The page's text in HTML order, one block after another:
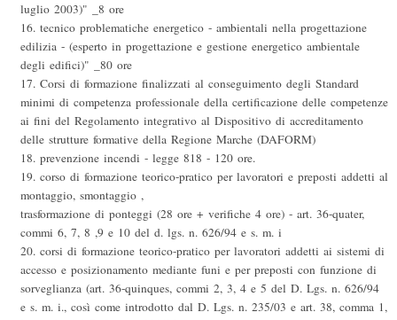
luglio 2003)" _8 ore
16. tecnico problematiche energetico - ambientali nella progettazione
edilizia - (esperto in progettazione e gestione energetico ambientale
degli edifici)" _80 ore
17. Corsi di formazione finalizzati al conseguimento degli Standard
minimi di competenza professionale della certificazione delle competenze
ai fini del Regolamento integrativo al Dispositivo di accreditamento
delle strutture formative della Regione Marche (DAFORM)
18. prevenzione incendi - legge 818 - 120 ore.
19. corso di formazione teorico-pratico per lavoratori e preposti addetti al
montaggio, smontaggio ,
trasformazione di ponteggi (28 ore + verifiche 4 ore) - art. 36-quater,
commi 6, 7, 8 ,9 e 10 del d. lgs. n. 626/94 e s. m. i
20. corsi di formazione teorico-pratico per lavoratori addetti ai sistemi di
accesso e posizionamento mediante funi e per preposti con funzione di
sorveglianza (art. 36-quinques, commi 2, 3, 4 e 5 del D. Lgs. n. 626/94
e s. m. i., così come introdotto dal D. Lgs. n. 235/03 e art. 38, comma 1,